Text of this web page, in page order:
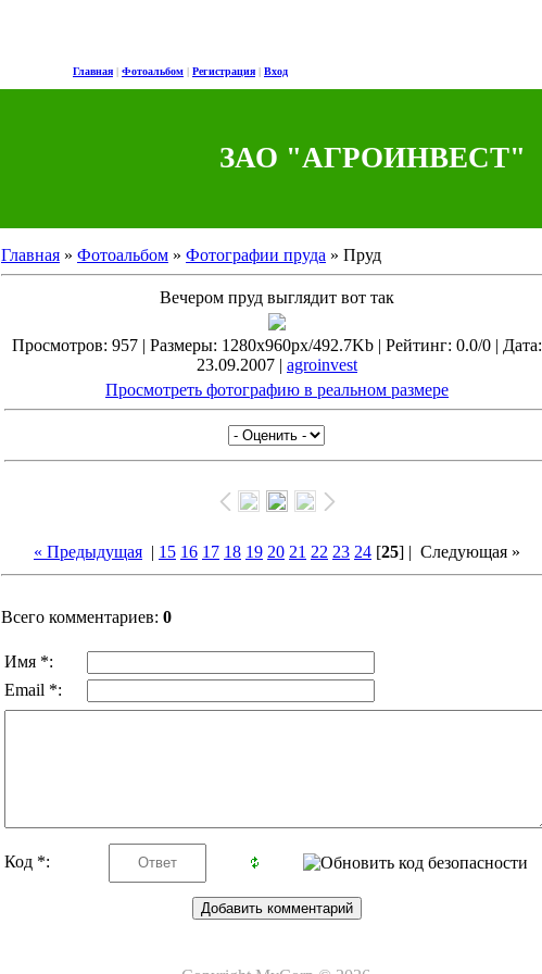
Главная | Фотоальбом | Регистрация | Вход
ЗАО "АГРОИНВЕСТ"
Главная » Фотоальбом » Фотографии пруда » Пруд
Вечером пруд выглядит вот так
Просмотров: 957 | Размеры: 1280x960px/492.7Kb | Рейтинг: 0.0/0 | Дата:
23.09.2007 | agroinvest
Просмотреть фотографию в реальном размере
« Предыдущая | 15 16 17 18 19 20 21 22 23 24 [25] | Следующая »
Всего комментариев: 0
Имя *:
Email *:
Код *: